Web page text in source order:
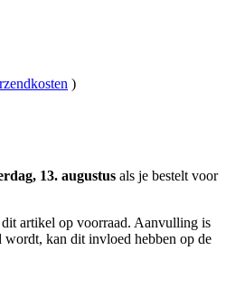
)
13. augustus als je bestelt voor
artikel op voorraad. Aanvulling is
wordt, kan dit invloed hebben op de